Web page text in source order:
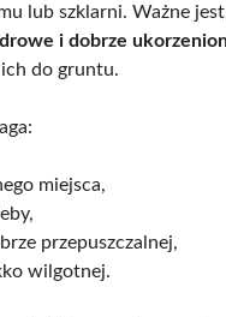
lub szklarni. Ważne
i dobrze
do gruntu.
miejsca,
przepuszczalnej,
wilgotnej.